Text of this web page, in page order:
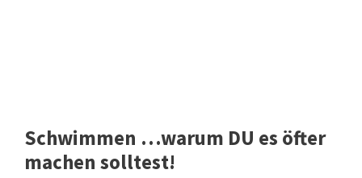
Schwimmen …warum DU es öfter
machen solltest!